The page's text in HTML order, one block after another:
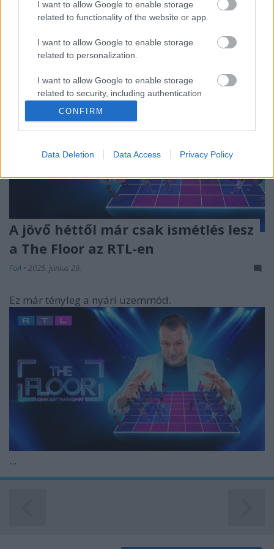
I want to allow Google to enable storage
related to functionality of the website or app.
I want to allow Google to enable storage
related to personalization.
I want to allow Google to enable storage
related to security, including authentication
functionality and fraud prevention, and other
CONFIRM
Data Deletion Data Access Privacy Policy
A jövő héttől már csak ismétlés lesz
a The Floor az RTL-en
FoA • 2025. június 29.
Ez már tényleg a nyári üzemmód.
...